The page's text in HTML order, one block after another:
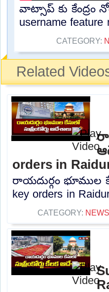
వాట్సాప్ కు కేంద్రం
username feature
CATEGORY:
Related
orders in
రాయదుర్గం భూముల
key orders in
CATEGORY: NEWS